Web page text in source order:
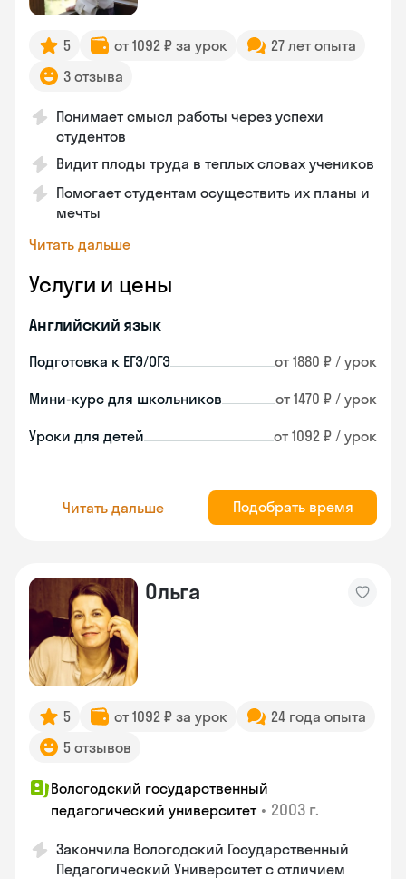
5 от 1092 ₽ за урок
27 лет опыта
3 отзыва
Понимает смысл работы через успехи
студентов
Видит плоды труда в теплых словах учеников
Помогает студентам осуществить их планы и
мечты
Читать дальше
Услуги и цены
Английский язык
Подготовка к ЕГЭ/ОГЭ от 1880 ₽ / урок
Мини-курс для школьников от 1470 ₽ / урок
Уроки для детей от 1092 ₽ / урок
Читать дальше Подобрать время
Ольга
5 от 1092 ₽ за урок
24 года опыта
5 отзывов
Вологодский государственный
педагогический университет • 2003 г.
Закончила Вологодский Государственный
Педагогический Университет с отличием